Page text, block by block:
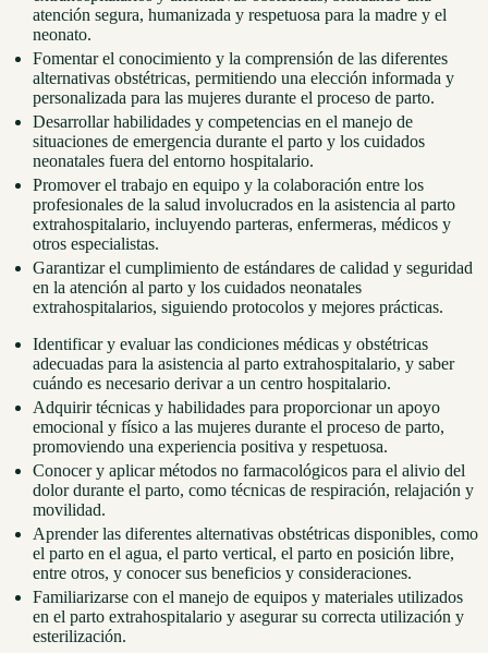
atención segura, humanizada y respetuosa para la madre y el
neonato.
Fomentar el conocimiento y la comprensión de las diferentes
alternativas obstétricas, permitiendo una elección informada y
personalizada para las mujeres durante el proceso de parto.
Desarrollar habilidades y competencias en el manejo de
situaciones de emergencia durante el parto y los cuidados
neonatales fuera del entorno hospitalario.
Promover el trabajo en equipo y la colaboración entre los
profesionales de la salud involucrados en la asistencia al parto
extrahospitalario, incluyendo parteras, enfermeras, médicos y
otros especialistas.
Garantizar el cumplimiento de estándares de calidad y seguridad
en la atención al parto y los cuidados neonatales
extrahospitalarios, siguiendo protocolos y mejores prácticas.
Identificar y evaluar las condiciones médicas y obstétricas
adecuadas para la asistencia al parto extrahospitalario, y saber
cuándo es necesario derivar a un centro hospitalario.
Adquirir técnicas y habilidades para proporcionar un apoyo
emocional y físico a las mujeres durante el proceso de parto,
promoviendo una experiencia positiva y respetuosa.
Conocer y aplicar métodos no farmacológicos para el alivio del
dolor durante el parto, como técnicas de respiración, relajación y
movilidad.
Aprender las diferentes alternativas obstétricas disponibles, como
el parto en el agua, el parto vertical, el parto en posición libre,
entre otros, y conocer sus beneficios y consideraciones.
Familiarizarse con el manejo de equipos y materiales utilizados
en el parto extrahospitalario y asegurar su correcta utilización y
esterilización.